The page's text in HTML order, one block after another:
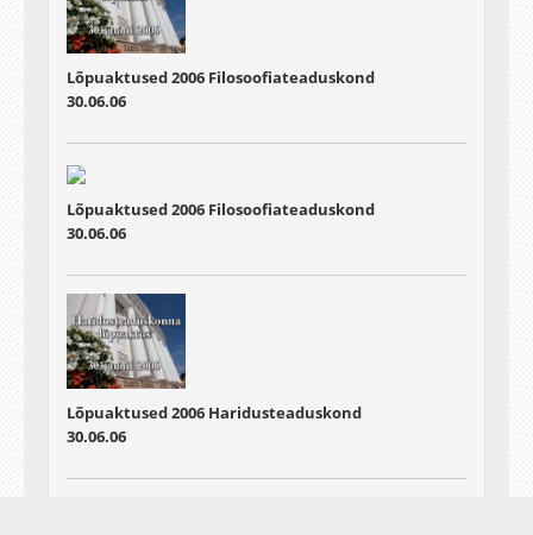
Lõpuaktused 2006 Filosoofiateaduskond
30.06.06
Lõpuaktused 2006 Filosoofiateaduskond
30.06.06
Lõpuaktused 2006 Haridusteaduskond
30.06.06